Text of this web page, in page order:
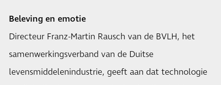
Beleving en emotie
Directeur Franz-Martin Rausch van de BVLH, het
samenwerkingsverband van de Duitse
levensmiddelenindustrie, geeft aan dat technologie